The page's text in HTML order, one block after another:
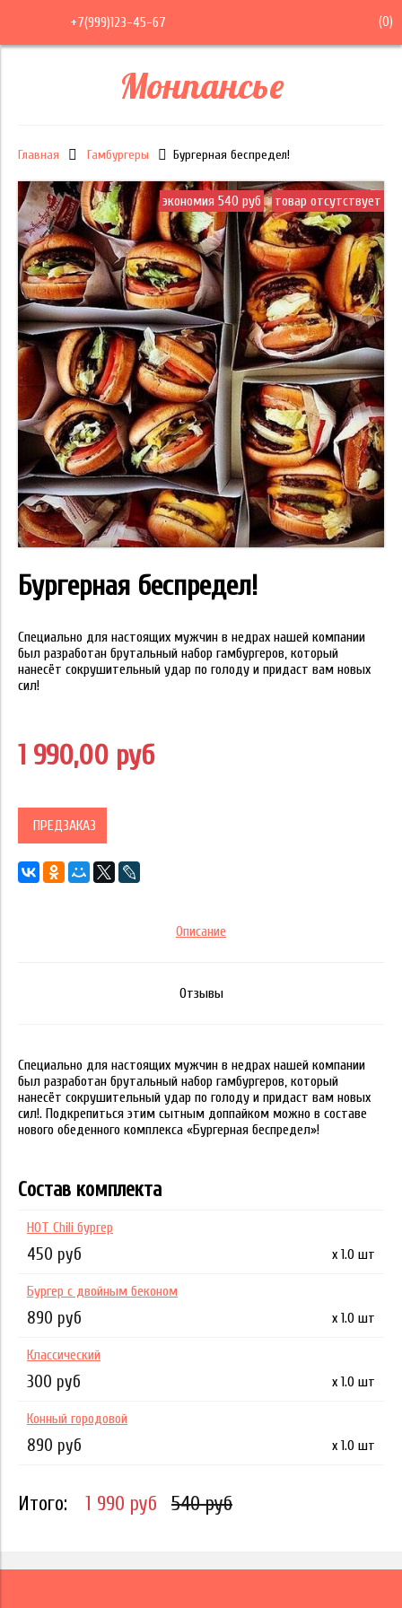
+7(999)123-45-67 (0)
Монпансье
Главная Гамбургеры Бургерная беспредел!
экономия 540 руб товар отсутствует
Бургерная беспредел!
Специально для настоящих мужчин в недрах нашей компании
был разработан брутальный набор гамбургеров, который
нанесёт сокрушительный удар по голоду и придаст вам новых
сил!
1 990,00 руб
ПРЕДЗАКАЗ
Описание
Отзывы
Специально для настоящих мужчин в недрах нашей компании
был разработан брутальный набор гамбургеров, который
нанесёт сокрушительный удар по голоду и придаст вам новых
сил!. Подкрепиться этим сытным доппайком можно в составе
нового обеденного комплекса «Бургерная беспредел»!
Состав комплекта
HOT Chili бургер
450 руб x 1.0 шт
Бургер с двойным беконом
890 руб x 1.0 шт
Классический
300 руб x 1.0 шт
Конный городовой
890 руб x 1.0 шт
Итого: 1 990 руб 540 руб